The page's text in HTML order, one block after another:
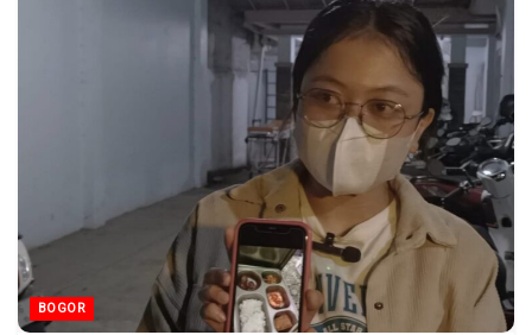
BOGOR